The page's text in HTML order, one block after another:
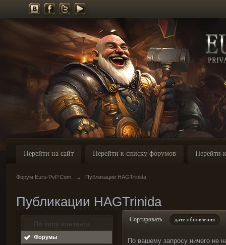
Перейти на сайт Перейти к списку форумов Перейти
Форум Euro-PvP.Com → Публикации HAGTrinida
Публикации HAGTrinida
По типу контента
Форумы
Сортировать дате обновления
По вашему запросу ничего не